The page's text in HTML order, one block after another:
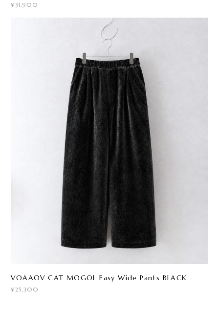
¥31,900
VOAAOV CAT MOGOL Easy Wide Pants BLACK
¥25,300